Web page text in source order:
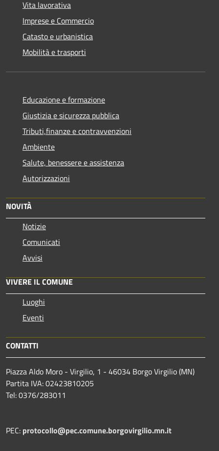
Vita lavorativa
Imprese e Commercio
Catasto e urbanistica
Mobilità e trasporti
Educazione e formazione
Giustizia e sicurezza pubblica
Tributi,finanze e contravvenzioni
Ambiente
Salute, benessere e assistenza
Autorizzazioni
NOVITÀ
Notizie
Comunicati
Avvisi
VIVERE IL COMUNE
Luoghi
Eventi
CONTATTI
Piazza Aldo Moro - Virgilio, 1 - 46034 Borgo Virgilio (MN)
Partita IVA: 02423810205
Tel: 0376/283011
PEC: protocollo@pec.comune.borgovirgilio.mn.it